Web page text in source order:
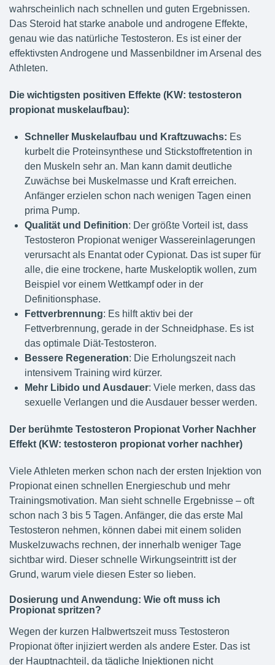
wahrscheinlich nach schnellen und guten Ergebnissen.
Das Steroid hat starke anabole und androgene Effekte,
genau wie das natürliche Testosteron. Es ist einer der
effektivsten Androgene und Massenbildner im Arsenal des
Athleten.
Die wichtigsten positiven Effekte (KW: testosteron
propionat muskelaufbau):
Schneller Muskelaufbau und Kraftzuwachs: Es
kurbelt die Proteinsynthese und Stickstoffretention in
den Muskeln sehr an. Man kann damit deutliche
Zuwächse bei Muskelmasse und Kraft erreichen.
Anfänger erzielen schon nach wenigen Tagen einen
prima Pump.
Qualität und Definition: Der größte Vorteil ist, dass
Testosteron Propionat weniger Wassereinlagerungen
verursacht als Enantat oder Cypionat. Das ist super für
alle, die eine trockene, harte Muskeloptik wollen, zum
Beispiel vor einem Wettkampf oder in der
Definitionsphase.
Fettverbrennung: Es hilft aktiv bei der
Fettverbrennung, gerade in der Schneidphase. Es ist
das optimale Diät-Testosteron.
Bessere Regeneration: Die Erholungszeit nach
intensivem Training wird kürzer.
Mehr Libido und Ausdauer: Viele merken, dass das
sexuelle Verlangen und die Ausdauer besser werden.
Der berühmte Testosteron Propionat Vorher Nachher
Effekt (KW: testosteron propionat vorher nachher)
Viele Athleten merken schon nach der ersten Injektion von
Propionat einen schnellen Energieschub und mehr
Trainingsmotivation. Man sieht schnelle Ergebnisse – oft
schon nach 3 bis 5 Tagen. Anfänger, die das erste Mal
Testosteron nehmen, können dabei mit einem soliden
Muskelzuwachs rechnen, der innerhalb weniger Tage
sichtbar wird. Dieser schnelle Wirkungseintritt ist der
Grund, warum viele diesen Ester so lieben.
Dosierung und Anwendung: Wie oft muss ich
Propionat spritzen?
Wegen der kurzen Halbwertszeit muss Testosteron
Propionat öfter injiziert werden als andere Ester. Das ist
der Hauptnachteil, da tägliche Injektionen nicht